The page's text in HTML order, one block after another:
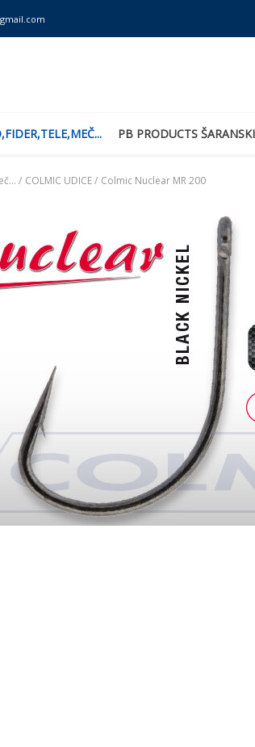
PB PRODUCTS
/ COLMIC UDICE / Colmic Nuclear MR 200